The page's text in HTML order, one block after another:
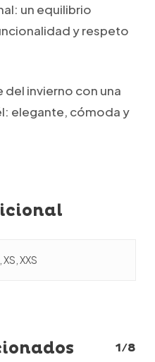
un equilibrio
y respeto
invierno con una
elegante, cómoda y
XS, XXS
1/8